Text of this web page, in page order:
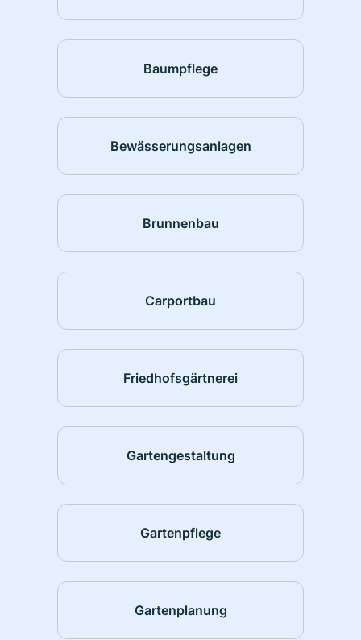
Baumpflege
Bewässerungsanlagen
Brunnenbau
Carportbau
Friedhofsgärtnerei
Gartengestaltung
Gartenpflege
Gartenplanung